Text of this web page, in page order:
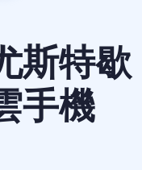
斯特歇
手機